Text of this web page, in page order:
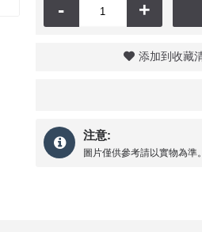
- +
添加到收藏
注意:
圖片僅供參考請以實物為準。